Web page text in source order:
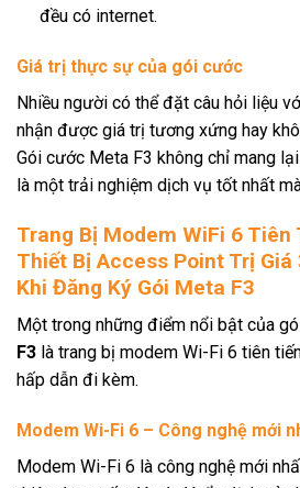
đều có internet.
Giá trị thực sự của gói cước
Nhiều người có thể đặt câu hỏi liệu
nhận được giá trị tương xứng hay
Gói cước Meta F3 không chỉ mang
là một trải nghiệm dịch vụ tốt nhất
Trang Bị Modem WiFi 6 Tiên
Thiết Bị Access Point Trị Giá
Khi Đăng Ký Gói Meta F3
Một trong những điểm nổi bật của
F3 là trang bị modem Wi-Fi 6 tiên
hấp dẫn đi kèm.
Modem Wi-Fi 6 – Công nghệ mới
Modem Wi-Fi 6 là công nghệ mới